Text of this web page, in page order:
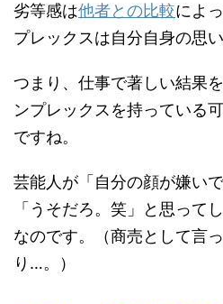
劣等感は他者との比較によ
プレックスは自分自身の思
つまり、仕事で著しい結果
ンプレックスを持っている
ですね。
芸能人が「自分の顔が嫌い
「うそだろ。笑」と思って
なのです。（商売として言
り…。）